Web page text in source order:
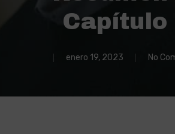
Capítulo
enero 19, 2023 No